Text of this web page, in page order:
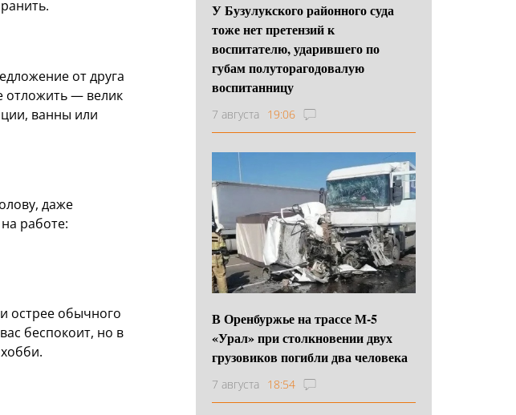
от друга
отложить — велик
ванны или
даже
работе:
острее обычного
беспокоит, но в
У Бузулукского районного суда
тоже нет претензий к
воспитателю, ударившего по
губам полуторагодовалую
воспитанницу
7 августа 19:06
В Оренбуржье на трассе М-5
«Урал» при столкновении двух
грузовиков погибли два человека
7 августа 18:54